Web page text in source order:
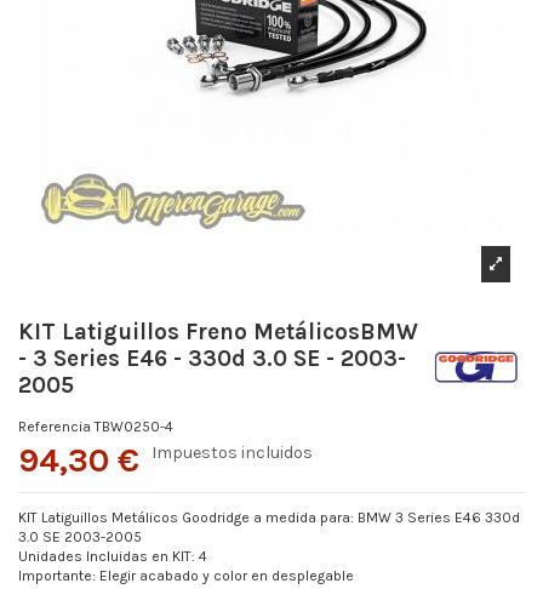
KIT Latiguillos Freno MetálicosBMW
- 3 Series E46 - 330d 3.0 SE - 2003-
2005
Referencia TBW0250-4
94,30 € Impuestos incluidos
KIT Latiguillos Metálicos Goodridge a medida para: BMW 3 Series E46 330d
3.0 SE 2003-2005
Unidades Incluidas en KIT: 4
Importante: Elegir acabado y color en desplegable